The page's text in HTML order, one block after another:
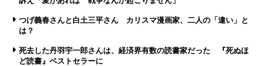
つげ義春さんと白土三平さん カリスマ漫画家、二人の「違い」と
は？
死去した丹羽宇一郎さんは、経済界有数の読書家だった 『死ぬほ
ど読書』ベストセラーに